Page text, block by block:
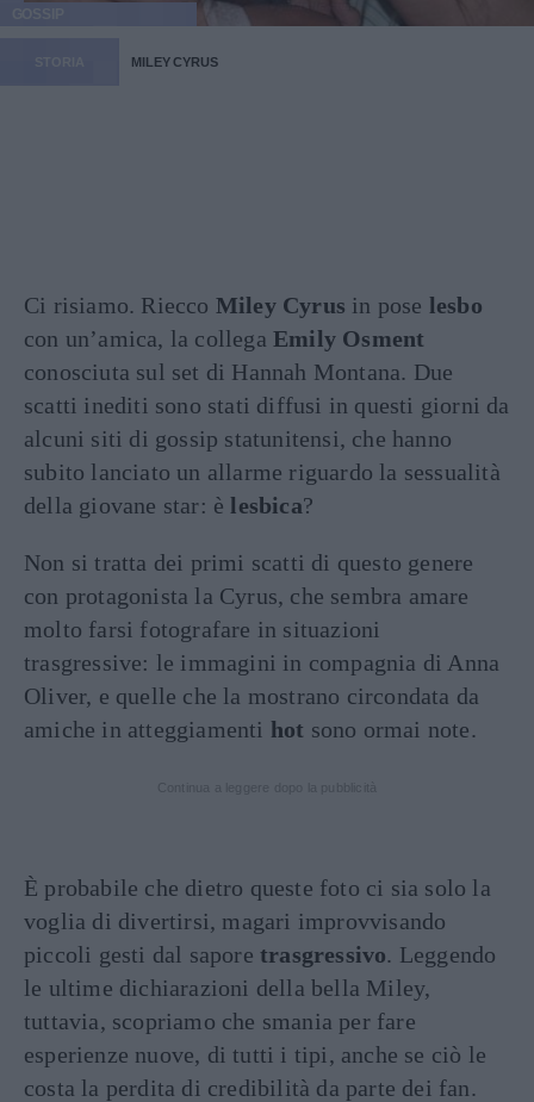
MILEY CYRUS
Ci risiamo. Riecco Miley Cyrus in pose lesbo
con un’amica, la collega Emily Osment
conosciuta sul set di Hannah Montana. Due
scatti inediti sono stati diffusi in questi giorni da
alcuni siti di gossip statunitensi, che hanno
subito lanciato un allarme riguardo la sessualità
della giovane star: è lesbica?
Non si tratta dei primi scatti di questo genere
con protagonista la Cyrus, che sembra amare
molto farsi fotografare in situazioni
trasgressive: le immagini in compagnia di Anna
Oliver, e quelle che la mostrano circondata da
amiche in atteggiamenti hot sono ormai note.
È probabile che dietro queste foto ci sia solo la
voglia di divertirsi, magari improvvisando
piccoli gesti dal sapore trasgressivo. Leggendo
le ultime dichiarazioni della bella Miley,
tuttavia, scopriamo che smania per fare
esperienze nuove, di tutti i tipi, anche se ciò le
costa la perdita di credibilità da parte dei fan.